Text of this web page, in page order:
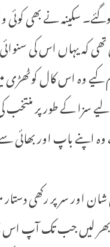
سکینہ نے بھی کوئی
تھی کہ یہاں اس کی
وہ اس کال کوٹھڑی
سزا کے طور پر منتخب
اپنے باپ اور بھائی
اور سر پر رکھی
لیں جب تک آپ